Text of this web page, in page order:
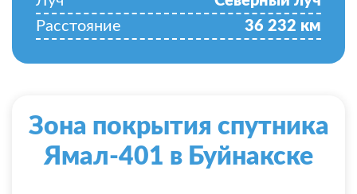
Расстояние
36 232 км
Зона покрытия спутника
Ямал-401 в Буйнакске